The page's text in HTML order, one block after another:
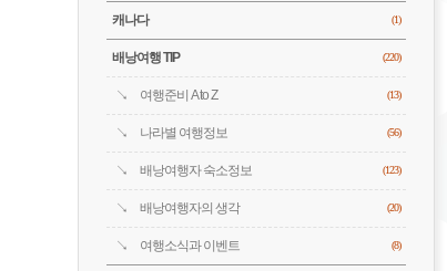
캐나다 (1)
배낭여행 TIP (220)
여행준비 A to Z (13)
나라별 여행정보 (56)
배낭여행자 숙소정보 (123)
배낭여행자의 생각 (20)
여행소식과 이벤트 (8)